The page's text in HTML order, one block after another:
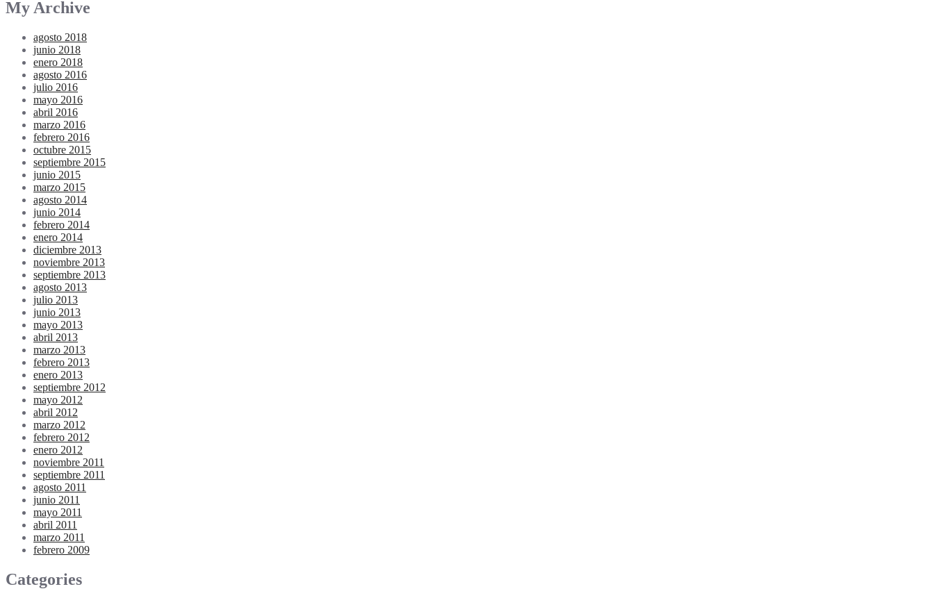
My Archive
agosto 2018
junio 2018
enero 2018
agosto 2016
julio 2016
mayo 2016
abril 2016
marzo 2016
febrero 2016
octubre 2015
septiembre 2015
junio 2015
marzo 2015
agosto 2014
junio 2014
febrero 2014
enero 2014
diciembre 2013
noviembre 2013
septiembre 2013
agosto 2013
julio 2013
junio 2013
mayo 2013
abril 2013
marzo 2013
febrero 2013
enero 2013
septiembre 2012
mayo 2012
abril 2012
marzo 2012
febrero 2012
enero 2012
noviembre 2011
septiembre 2011
agosto 2011
junio 2011
mayo 2011
abril 2011
marzo 2011
febrero 2009
Categories